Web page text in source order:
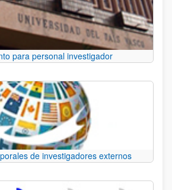
para personal investigador
de investigadores externos